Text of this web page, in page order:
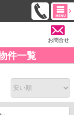
お問合せ
件一覧